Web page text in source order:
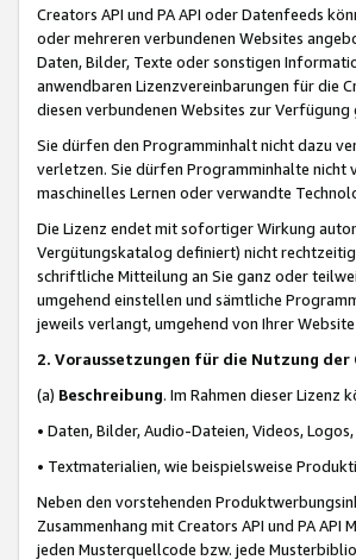
Creators API und PA API oder Datenfeeds
oder mehreren verbundenen Websites
Daten, Bilder, Texte oder sonstigen
anwendbaren Lizenzvereinbarungen für die
diesen verbundenen Websites zur
Sie dürfen den Programminhalt nicht dazu
verletzen. Sie dürfen Programminhalte
maschinelles Lernen oder verwandte
Die Lizenz endet mit sofortiger Wirkung
Vergütungskatalog definiert) nicht
schriftliche Mitteilung an Sie ganz oder
umgehend einstellen und sämtliche
jeweils verlangt, umgehend von Ihrer
2. Voraussetzungen für die Nutzung der
(a) Beschreibung. Im Rahmen dieser Lizenz
• Daten, Bilder, Audio-Dateien, Videos,
• Textmaterialien, wie beispielsweise
Neben den vorstehenden
Zusammenhang mit Creators API und PA
jeden Musterquellcode bzw. jede